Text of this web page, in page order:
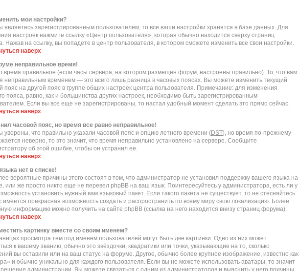
мои настройки?
являетесь зарегистрированным пользователем, то все ваши настройки хранятся в базе данных. Для
настроек нажмите ссылку «Центр пользователя», которая обычно находится сверху страниц
Нажав на ссылку, вы попадете в центр пользователя, в котором сможете изменить все свои настройки.
наверх
неправильное время!
время правильное (если часы сервера, на котором размещен форум, настроены правильно). То, что вам
неправильным временем — это всего лишь разница в часовых поясах. Вы можете изменить текущий
пояс на другой пояс в группе общих настроек центра пользователя. Примечание: для изменения
пояса, равно, как и большинства других настроек, необходимо быть зарегистрированным
Если вы все еще не зарегистрированы, то настал удобный момент сделать это прямо сейчас.
наверх
часовой пояс, но время все равно неправильное!
уверены, что правильно указали часовой пояс и опцию летнего времени (DST), но время по-прежнему
неверно, то это значит, что время неправильно установлено на сервере. Сообщите
об этой ошибке, чтобы он устранил ее.
наверх
нет в списке!
вероятные причины этого состоят в том, что администратор не установил поддержку вашего языка на
или же просто никто еще не перевел phpBB на ваш язык. Поинтересуйтесь у администратора, есть ли у
установить нужный вам языковый пакет. Если такого пакета не существует, то не стесняйтесь
имеется прекрасная возможность создать и распространить по всему миру свою локализацию. Более
информацию можно получить на сайте phpBB (ссылка на него находится внизу страниц форума).
наверх
картинку вместе со своим именем?
просмотра тем под именем пользователей могут быть две картинки. Одно из них может
к вашему званию, обычно это звёздочки, квадратики или точки, указывающие на то, сколько
вы оставили или на ваш статус на форуме. Другое, обычно более крупное изображение, известно как
и обычно уникально для каждого пользователя. Если вы не можете использовать аватары, то значит
решение администрации. Вы можете связаться с одним из администраторов и выяснить у него причины